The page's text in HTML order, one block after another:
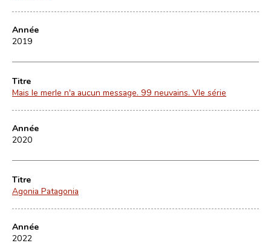
Année
2019
Titre
Mais le merle n'a aucun message. 99 neuvains. VIe série
Année
2020
Titre
Agonia Patagonia
Année
2022